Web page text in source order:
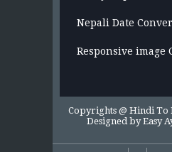
Nepali Date
Responsive image
Copyrights @ Hindi To
Designed byEasy